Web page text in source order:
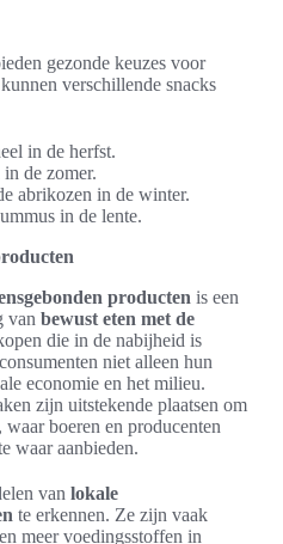
gezonde keuzes voor
verschillende snacks
in de herfst.
de zomer.
abrikozen in de winter.
in de lente.
producten is een
van bewust eten met de
die in de nabijheid is
niet alleen hun
economie en het milieu.
zijn uitstekende plaatsen om
boeren en producenten
waar aanbieden.
van lokale
te erkennen. Ze zijn vaak
meer voedingsstoffen in